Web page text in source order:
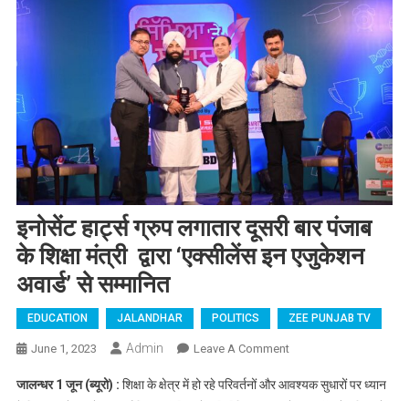
इनोसेंट हार्ट्स ग्रुप लगातार दूसरी बार पंजाब
के शिक्षा मंत्री द्वारा ‘एक्सीलेंस इन एजुकेशन
अवार्ड’ से सम्मानित
EDUCATION JALANDHAR POLITICS ZEE PUNJAB TV
June 1, 2023 Admin Leave A CommentOn इनोसेंट हार्ट्स ग्रुप
के शिक्षा मंत्री द्वारा
जालन्धर 1 जून (ब्यूरो) : शिक्षा के क्षेत्र में हो रहे परिवर्तनों और आवश्यक सुधारों पर ध्यान